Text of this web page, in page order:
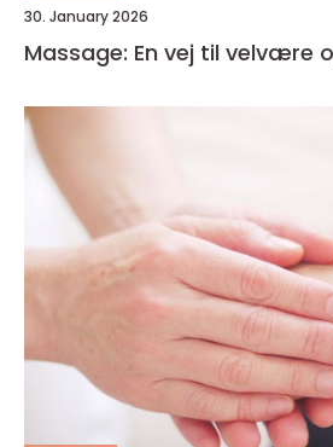
30. January 2026
Massage: En vej til velvære